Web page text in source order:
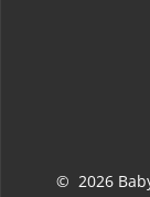
© 2026